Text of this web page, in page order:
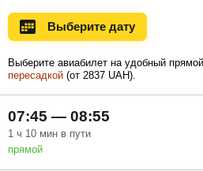
Ноябрь
Выберите дату
Выберите авиабилет на удобный
пересадкой (от 2837 UAH).
07:45 — 08:55
1 ч 10 мин в пути
прямой